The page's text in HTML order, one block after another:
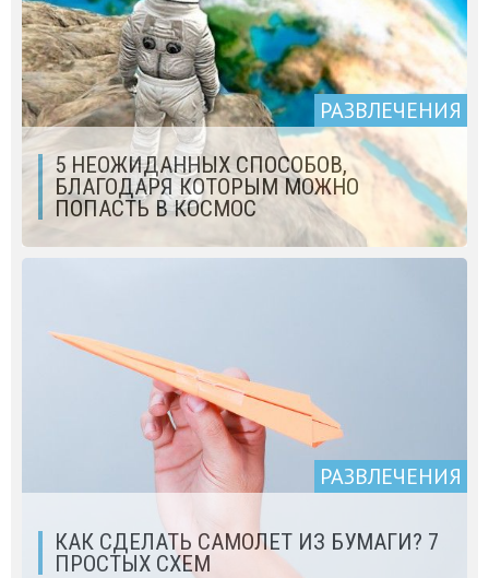
РАЗВЛЕЧЕНИЯ
5 НЕОЖИДАННЫХ СПОСОБОВ,
БЛАГОДАРЯ КОТОРЫМ МОЖНО
ПОПАСТЬ В КОСМОС
РАЗВЛЕЧЕНИЯ
КАК СДЕЛАТЬ САМОЛЕТ ИЗ БУМАГИ? 7
ПРОСТЫХ СХЕМ